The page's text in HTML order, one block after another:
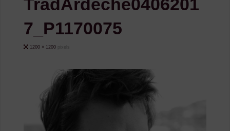
TradArdeche0406201
7_P1170075
Full1200 × 1200 pixels